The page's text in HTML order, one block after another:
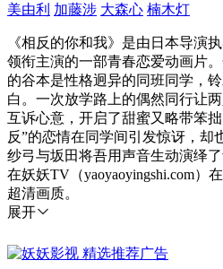
美由利 加藤涉 大森心 楠木灯
《相反的你和我》是由日本导演
领衔主演的一部青春恋爱动画片
的谷本是性格迥异的同班同学，
白。一次放学路上的偶然同行让
互诉心意，开启了甜蜜又略带笨
反”的恋情在同学间引发惊讶，却
纱弓与坂田将吾用声音生动演绎
在妖妖TV（yaoyaoyingshi.com）
超清画质。
展开